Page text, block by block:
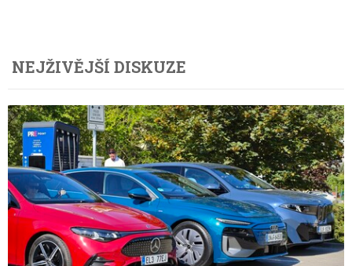
NEJŽIVĚJŠÍ DISKUZE